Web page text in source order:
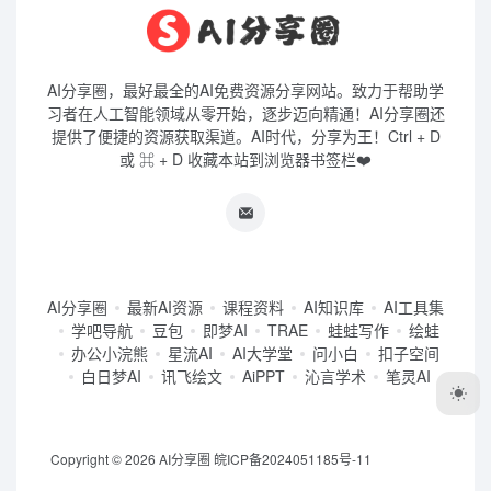
AI分享圈，最好最全的AI免费资源分享网站。致力于帮助学
习者在人工智能领域从零开始，逐步迈向精通！AI分享圈还
提供了便捷的资源获取渠道。AI时代，分享为王！Ctrl + D
或 ⌘ + D 收藏本站到浏览器书签栏❤️
AI分享圈 最新AI资源 课程资料 AI知识库
AI工具集
学吧导航
豆包 即梦AI TRAE 蛙蛙写作
绘蛙
办公小浣熊
星流AI AI大学堂 问小白
扣子空间
白日梦AI
讯飞绘文 AiPPT 沁言学术 笔灵AI
Copyright © 2026 AI分享圈 皖ICP备2024051185号-11